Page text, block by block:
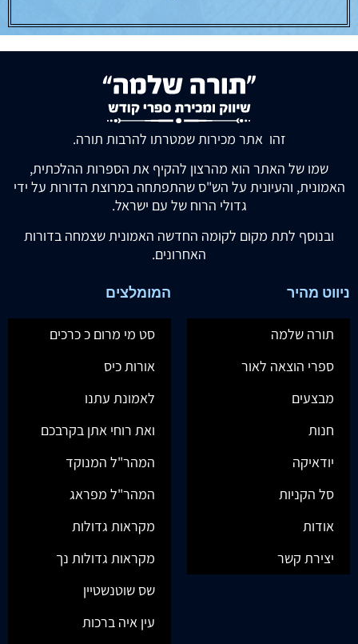
זהו אתר מכירות שמטרתו להרבות תורה.
שמו של האתר הוא מהרצון להקיף את הספרות ההלכתית,
האמונית, והעיונית על הש"ס שהתפתחה במרוצת הדורות על ידי
גדולי הרוח של עם ישראל.
ובנוסף לתת מקום לקומה החדשה האמונית שצמחה בדורות
האחרונים.
ניווט מהיר
תורה שלמה
ספרי הוצאה לאור
מבצעים
חנות
יודאיקה
סל הקניות
אודות
יצירת קשר
המומלצים
סט מי מרום כ כרכים
אורות כיס
לאמונת עתנו
ואת רוחי אתן בקרבכם
המהר"ל המנוקד
המהר"ל מפראג
מקראות גדולות
מקראות גדולות נך
שס שוטנשטיין
עין איה ברכות